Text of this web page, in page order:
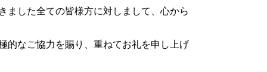
ました全ての皆様方に対しまして、心から
なご協力を賜り、重ねてお礼を申し上げ